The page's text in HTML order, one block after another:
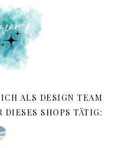
ALS DESIGN TEAM
SHOPS TÄTIG: